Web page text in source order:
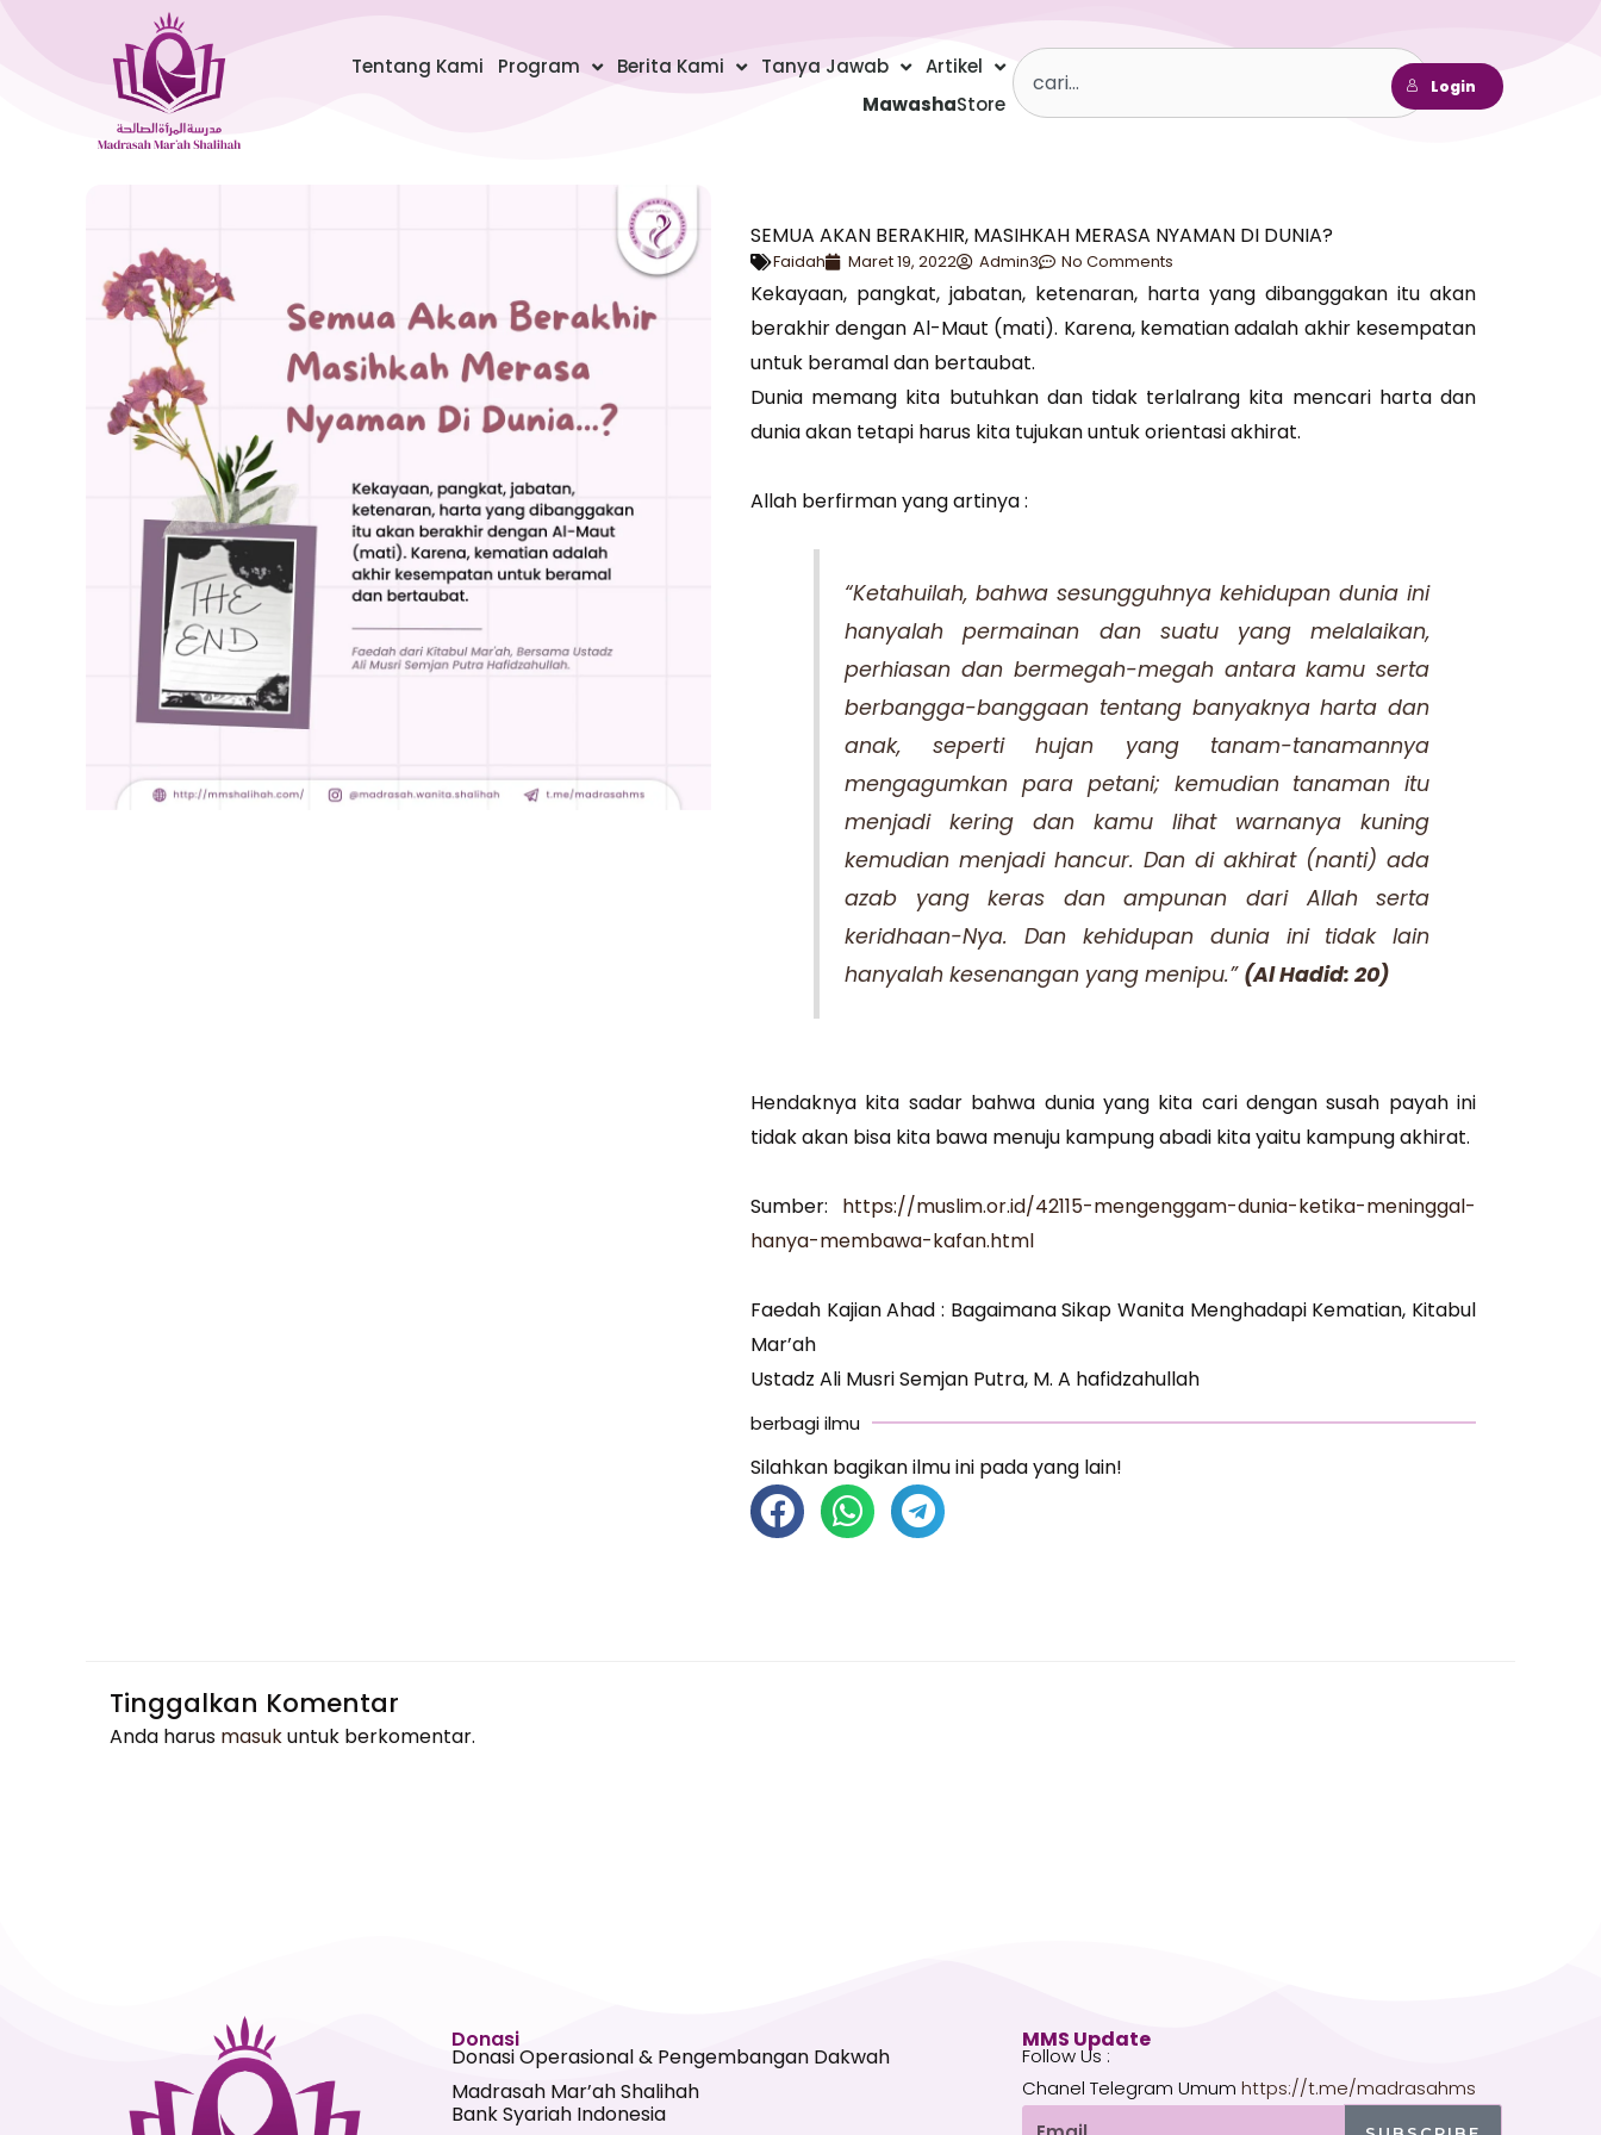
Tentang Kami Program Berita Kami Tanya Jawab
Artikel
MawashaStore
Search
Login
SEMUA AKAN BERAKHIR, MASIHKAH MERASA NYAMAN DI DUNIA?
Faidah Maret 19, 2022 Admin3 No Comments
Kekayaan, pangkat, jabatan, ketenaran, harta yang dibanggakan itu akan
berakhir dengan Al-Maut (mati). Karena, kematian adalah akhir kesempatan
untuk beramal dan bertaubat.
Dunia memang kita butuhkan dan tidak terlalrang kita mencari harta dan
dunia akan tetapi harus kita tujukan untuk orientasi akhirat.
Allah berfirman yang artinya :
“Ketahuilah, bahwa sesungguhnya kehidupan dunia ini
hanyalah permainan dan suatu yang melalaikan,
perhiasan dan bermegah-megah antara kamu serta
berbangga-banggaan tentang banyaknya harta dan
anak, seperti hujan yang tanam-tanamannya
mengagumkan para petani; kemudian tanaman itu
menjadi kering dan kamu lihat warnanya kuning
kemudian menjadi hancur. Dan di akhirat (nanti) ada
azab yang keras dan ampunan dari Allah serta
keridhaan-Nya. Dan kehidupan dunia ini tidak lain
hanyalah kesenangan yang menipu.” (Al Hadid: 20)
Hendaknya kita sadar bahwa dunia yang kita cari dengan susah payah ini
tidak akan bisa kita bawa menuju kampung abadi kita yaitu kampung akhirat.
Sumber: https://muslim.or.id/42115-mengenggam-dunia-ketika-meninggal-
hanya-membawa-kafan.html
Faedah Kajian Ahad : Bagaimana Sikap Wanita Menghadapi Kematian, Kitabul
Mar’ah
Ustadz Ali Musri Semjan Putra, M. A hafidzahullah
berbagi ilmu
Silahkan bagikan ilmu ini pada yang lain!
Tinggalkan Komentar
Anda harus masukuntuk berkomentar.
Donasi
Donasi Operasional & Pengembangan Dakwah
Madrasah Mar’ah Shalihah
Bank Syariah Indonesia
MMS Update
Follow Us :
Chanel Telegram Umum https://t.me/madrasahms
Email